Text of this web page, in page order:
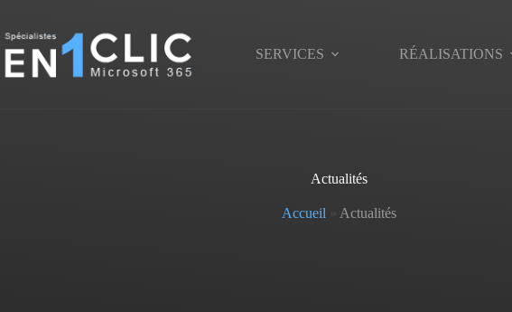
contenu
SERVICES
RÉALISATIONS
Actualités
Accueil » Actualités